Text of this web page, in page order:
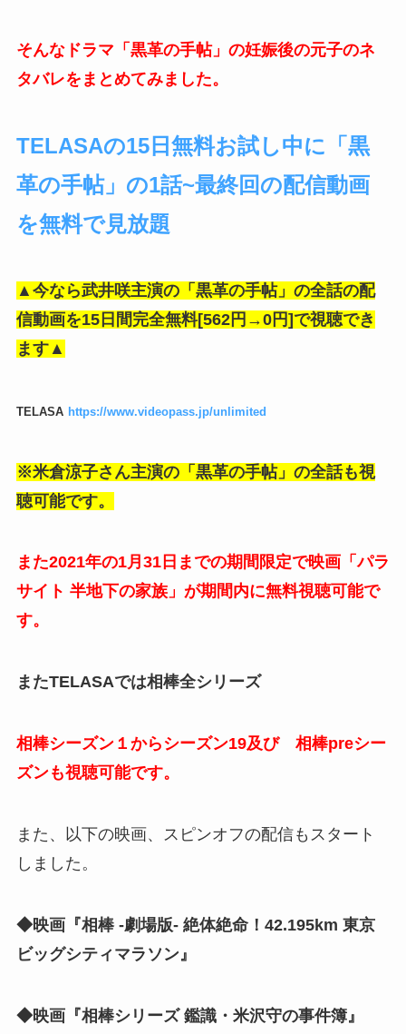
そんなドラマ「黒革の手帖」の妊娠後の元子のネ
タバレをまとめてみました。
TELASAの15日無料お試し中に「黒
革の手帖」の1話~最終回の配信動画
を無料で見放題
▲今なら武井咲主演の「黒革の手帖」の全話の配
信動画を15日間完全無料[562円→0円]で視聴でき
ます▲
TELASA https://www.videopass.jp/unlimited
※米倉涼子さん主演の「黒革の手帖」の全話も視
聴可能です。
また2021年の1月31日までの期間限定で映画「パラ
サイト 半地下の家族」が期間内に無料視聴可能で
す。
またTELASAでは相棒全シリーズ
相棒シーズン１からシーズン19及び 相棒preシー
ズンも視聴可能です。
また、以下の映画、スピンオフの配信もスタート
しました。
◆映画『相棒 -劇場版- 絶体絶命！42.195km 東京
ビッグシティマラソン』
◆映画『相棒シリーズ 鑑識・米沢守の事件簿』